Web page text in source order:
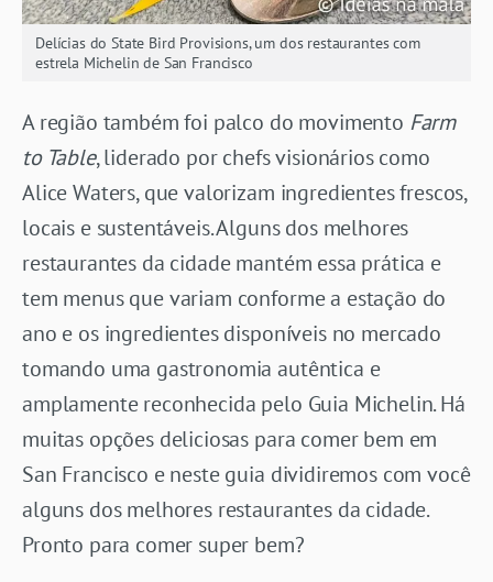
Delícias do State Bird Provisions, um dos restaurantes com
estrela Michelin de San Francisco
A região também foi palco do movimento Farm
to Table, liderado por chefs visionários como
Alice Waters, que valorizam ingredientes frescos,
locais e sustentáveis. Alguns dos melhores
restaurantes da cidade mantém essa prática e
tem menus que variam conforme a estação do
ano e os ingredientes disponíveis no mercado
tomando uma gastronomia autêntica e
amplamente reconhecida pelo Guia Michelin. Há
muitas opções deliciosas para comer bem em
San Francisco e neste guia dividiremos com você
alguns dos melhores restaurantes da cidade.
Pronto para comer super bem?